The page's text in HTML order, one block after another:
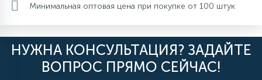
Минимальная оптовая цена при покупке от 100 штук
НУЖНА КОНСУЛЬТАЦИЯ? ЗАДАЙТЕ
ВОПРОС ПРЯМО СЕЙЧАС!